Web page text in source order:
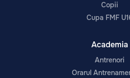
Copii
Cupa FMF
Academia
Antrenori
Orarul